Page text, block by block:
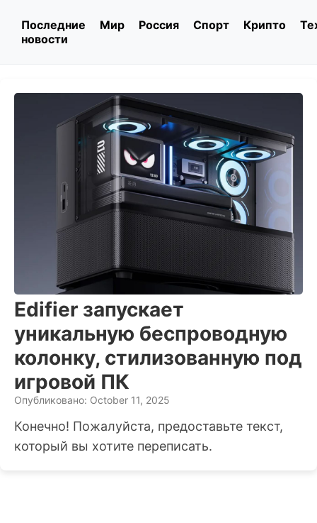
Последние
новости
Мир Россия Спорт Крипто
Edifier запускает
уникальную беспроводную
колонку, стилизованную под
игровой ПК
Опубликовано: October 11, 2025
Конечно! Пожалуйста, предоставьте текст,
который вы хотите переписать.